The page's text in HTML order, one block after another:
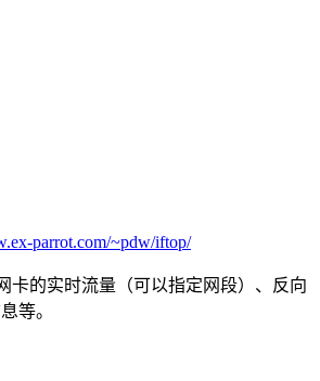
parrot.com/~pdw/iftop/
卡的实时流量（可以指定网段）、反向
等。